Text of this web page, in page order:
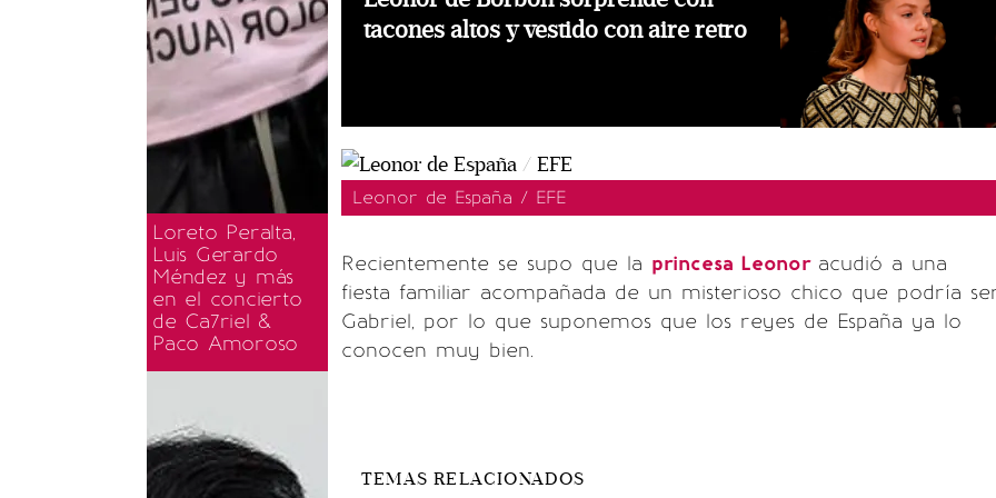
Loreto Peralta,
Luis Gerardo
Méndez y más
en el concierto
de Ca7riel &
Paco Amoroso
tacones altos y vestido con aire retro
Leonor de España / EFE
Recientemente se supo que la princesa Leonor acudió a una
fiesta familiar acompañada de un misterioso chico que podría
Gabriel, por lo que suponemos que los reyes de España ya lo
conocen muy bien.
TEMAS RELACIONADOS